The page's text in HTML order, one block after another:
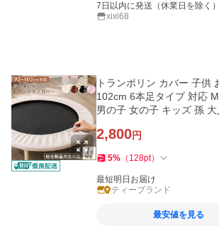
7日以内に発送（休業日を除く）
xixi68
トランポリン カバー 子供
102cm 6本足タイプ 対応
男の子 女の子 キッズ 孫 大
2,800円
5% （ 128pt）
最短明日お届け
ティーブランド
最安値を見る